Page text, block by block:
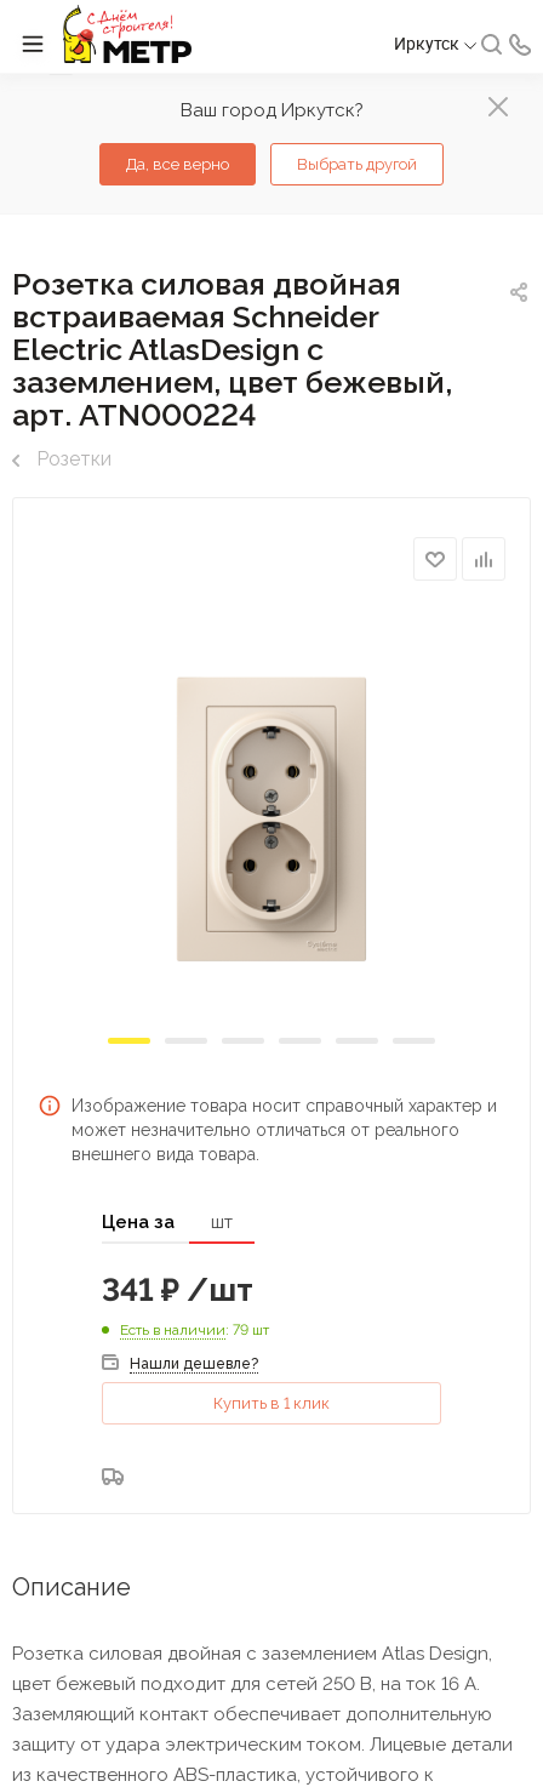
Ваш город Иркутск?
Да, все верно Выбрать другой
Иркутск
Розетка силовая двойная
встраиваемая Schneider
Electric AtlasDesign с
заземлением, цвет бежeвый,
арт. ATN000224
Розетки
Изображение товара носит справочный характер и
может незначительно отличаться от реального
внешнего вида товара.
Цена за шт
341 ₽ /шт
Есть в наличии: 79 шт
Нашли дешевле?
Купить в 1 клик
Описание
Розетка силовая двойная с заземлением Atlas Design,
цвет бежевый подходит для сетей 250 В, на ток 16 А.
Заземляющий контакт обеспечивает дополнительную
защиту от удара электрическим током. Лицевые детали
из качественного ABS-пластика, устойчивого к